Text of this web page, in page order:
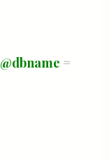
@dbname =